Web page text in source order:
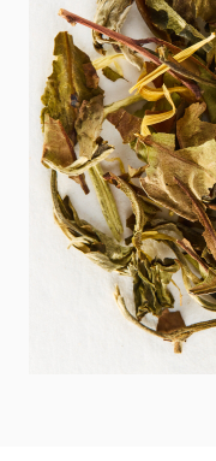
NITRO - NAJBARDZIEJ
ORZEŹWIAJĄCY
TEGO LATA!